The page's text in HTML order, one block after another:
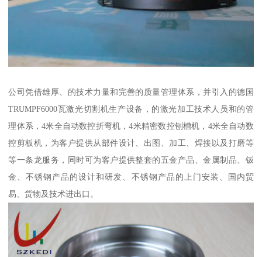
公司凭借雄厚、的技术力量和完善的质量管理体系，并引入的德国
TRUMPF6000瓦激光切割机生产设备，的激光加工技术人员和的管
理体系，4米全自动数控折弯机，4米精密数控刨槽机，4米全自动数
控剪板机，为客户提供从部件设计、出图、加工、焊接以及打磨等
等一条龙服务，同时可为客户提供整套的五金产品、金属制品、钣
金、不锈钢产品的设计和研发、不锈钢产品的上门安装、国内贸
易、货物及技术进出口。